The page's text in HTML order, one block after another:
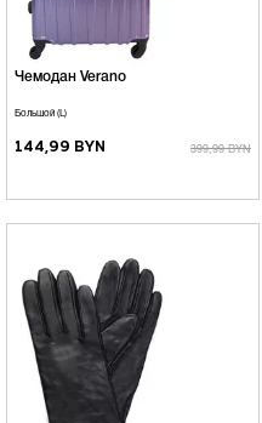
Чемодан Verano
Большой (L)
144,99 BYN 399,99 BYN